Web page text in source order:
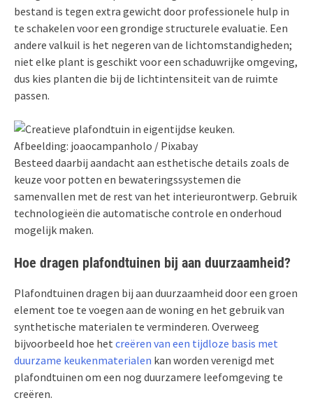
bestand is tegen extra gewicht door professionele hulp in
te schakelen voor een grondige structurele evaluatie. Een
andere valkuil is het negeren van de lichtomstandigheden;
niet elke plant is geschikt voor een schaduwrijke omgeving,
dus kies planten die bij de lichtintensiteit van de ruimte
passen.
Afbeelding: joaocampanholo / Pixabay
Besteed daarbij aandacht aan esthetische details zoals de
keuze voor potten en bewateringssystemen die
samenvallen met de rest van het interieurontwerp. Gebruik
technologieën die automatische controle en onderhoud
mogelijk maken.
Hoe dragen plafondtuinen bij aan duurzaamheid?
Plafondtuinen dragen bij aan duurzaamheid door een groen
element toe te voegen aan de woning en het gebruik van
synthetische materialen te verminderen. Overweeg
bijvoorbeeld hoe het creëren van een tijdloze basis met
duurzame keukenmaterialen kan worden verenigd met
plafondtuinen om een nog duurzamere leefomgeving te
creëren.